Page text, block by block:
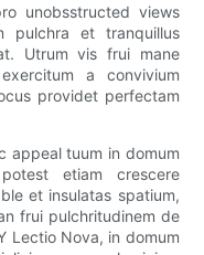
unobsstructed views
pulchra et tranquillus
Utrum vis frui mane
a convivium
providet perfectam
appeal tuum in domum
etiam crescere
et insulatas spatium,
frui pulchritudinem de
Lectio Nova, in domum